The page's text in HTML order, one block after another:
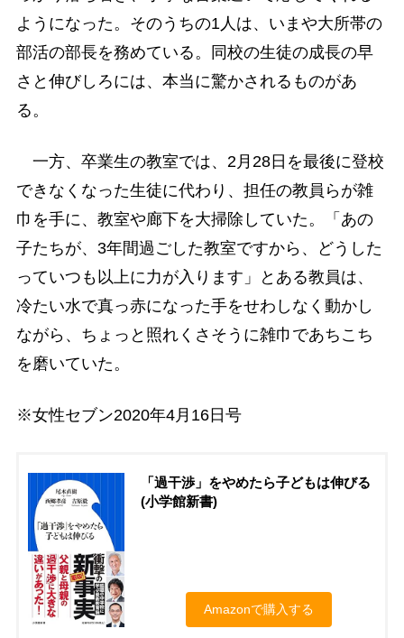
ようになった。そのうちの1人は、いまや大所帯の
部活の部長を務めている。同校の生徒の成長の早
さと伸びしろには、本当に驚かされるものがあ
る。
一方、卒業生の教室では、2月28日を最後に登校
できなくなった生徒に代わり、担任の教員らが雑
巾を手に、教室や廊下を大掃除していた。「あの
子たちが、3年間過ごした教室ですから、どうした
っていつも以上に力が入ります」とある教員は、
冷たい水で真っ赤になった手をせわしなく動かし
ながら、ちょっと照れくさそうに雑巾であちこち
を磨いていた。
※女性セブン2020年4月16日号
「過干渉」をやめたら子どもは伸びる
(小学館新書)
Amazonで購入する